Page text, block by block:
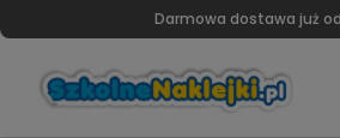
Darmowa dostawa już od